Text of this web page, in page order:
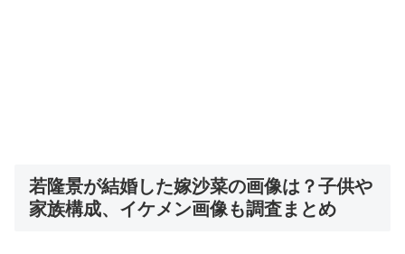
若隆景が結婚した嫁沙菜の画像は？子供や
家族構成、イケメン画像も調査まとめ